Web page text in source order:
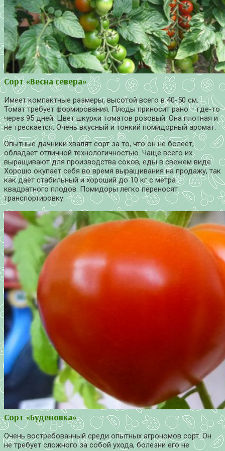
Сорт «Весна севера»
Имеет компактные размеры, высотой всего в 40-50 см.
Томат требует формирования. Плоды приносит рано – где-то
через 95 дней. Цвет шкурки томатов розовый. Она плотная и
не трескается. Очень вкусный и тонкий помидорный аромат.
Опытные дачники хвалят сорт за то, что он не болеет,
обладает отличной технологичностью. Чаще всего их
выращивают для производства соков, еды в свежем виде.
Хорошо окупает себя во время выращивания на продажу, так
как даёт стабильный и хороший до 10 кг с метра
квадратного плодов. Помидоры легко переносят
транспортировку.
Сорт «Буденовка»
Очень востребованный среди опытных агрономов сорт. Он
не требует сложного за собой ухода, болезни его не